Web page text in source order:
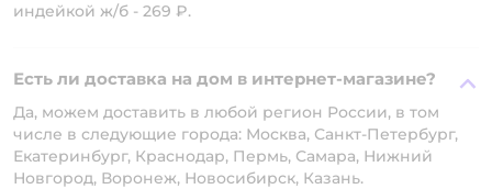
индейкой ж/б - 269 ₽.
Есть ли доставка на дом в интернет-магазине?
Да, можем доставить в любой регион России, в том
числе в следующие города: Москва, Санкт-Петербург,
Екатеринбург, Краснодар, Пермь, Самара, Нижний
Новгород, Воронеж, Новосибирск, Казань.